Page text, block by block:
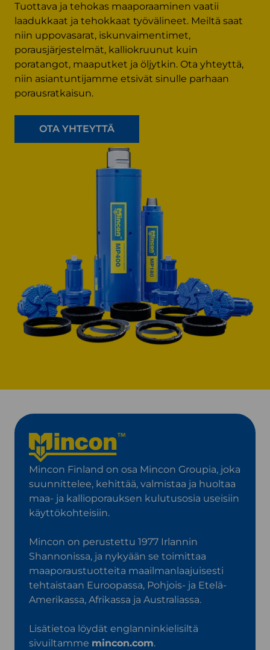
Tuottava ja tehokas maaporaaminen vaatii
laadukkaat ja tehokkaat työvälineet. Meiltä saat
niin uppovasarat, iskunvaimentimet,
porausjärjestelmät, kalliokruunut kuin
poratangot, maaputket ja öljytkin. Ota yhteyttä,
niin asiantuntijamme etsivät sinulle parhaan
porausratkaisun.
OTA YHTEYTTÄ
Mincon Finland on osa Mincon Groupia, joka
suunnittelee, kehittää, valmistaa ja huoltaa
maa- ja kallioporauksen kulutusosia useisiin
käyttökohteisiin.
Mincon on perustettu 1977 Irlannin
Shannonissa, ja nykyään se toimittaa
maaporaustuotteita maailmanlaajuisesti
tehtaistaan Euroopassa, Pohjois- ja Etelä-
Amerikassa, Afrikassa ja Australiassa.
Lisätietoa löydät englanninkielisiltä
sivuiltamme mincon.com.